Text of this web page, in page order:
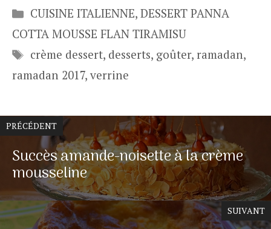
Catégories
CUISINE ITALIENNE,DESSERT PANNA
COTTA MOUSSE FLAN TIRAMISU
Étiquettes
crème dessert, desserts, goûter, ramadan,
ramadan 2017, verrine
PRÉCÉDENT
Succès amande-noisette à la crème
mousseline
SUIVANT